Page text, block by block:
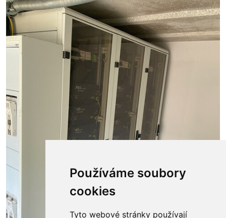
Používáme soubory
cookies
Tyto webové stránky používají